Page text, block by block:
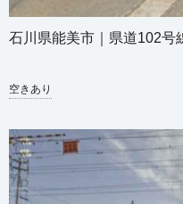
石川県能美市｜県道102号
空きあり